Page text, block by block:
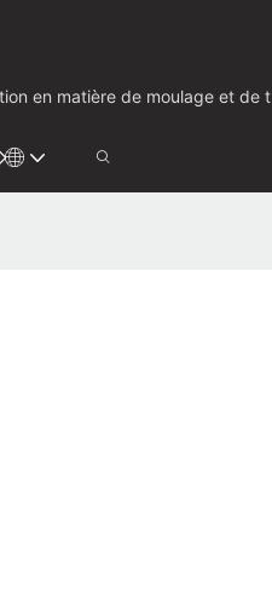
en matière de moulage et de
CONTACTEZ-NOUS